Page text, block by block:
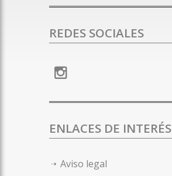
REDES SOCIALES
ENLACES DE INTERÉS
Aviso legal